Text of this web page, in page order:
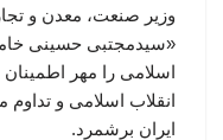
وزیر صنعت، معدن و
«سیدمجتبی حسینی
اسلامی را مهر اطمینان
انقلاب اسلامی و
ایران برشمرد.